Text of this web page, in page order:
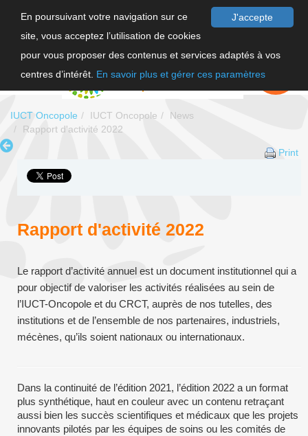
J'accepte
En poursuivant votre navigation sur ce
site, vous acceptez l’utilisation de cookies
pour vous proposer des contenus et services adaptés à vos
centres d’intérêt. En savoir plus et gérer ces paramètres
FAIRE UN
DON
IUCT Oncopole IUCT Oncopole
News
Rapport d'activité 2022
Print
Rapport d'activité 2022
Le rapport d’activité annuel est un document institutionnel qui a
pour objectif de valoriser les activités réalisées au sein de
l’IUCT-Oncopole et du CRCT, auprès de nos tutelles, des
institutions et de l’ensemble de nos partenaires, industriels,
mécènes, qu’ils soient nationaux ou internationaux.
Dans la continuité de l’édition 2021, l’édition 2022 a un format
plus synthétique, haut en couleur avec un contenu retraçant
aussi bien les succès scientifiques et médicaux que les projets
innovants pilotés par les équipes de soins ou les comités de